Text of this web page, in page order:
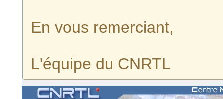
En vous remerciant,
L'équipe du CNRTL